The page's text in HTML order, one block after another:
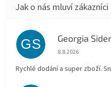
GS Georgia
Hodnocení
8.8.2026
Rychlé dodání a super zboží.